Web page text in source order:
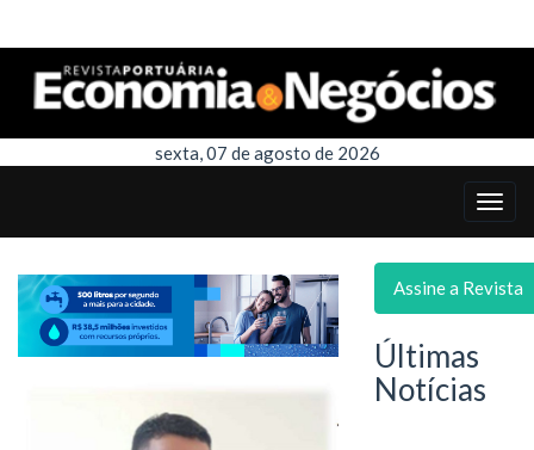
sexta, 07 de agosto de 2026
Assine a Revista
Últimas
Notícias